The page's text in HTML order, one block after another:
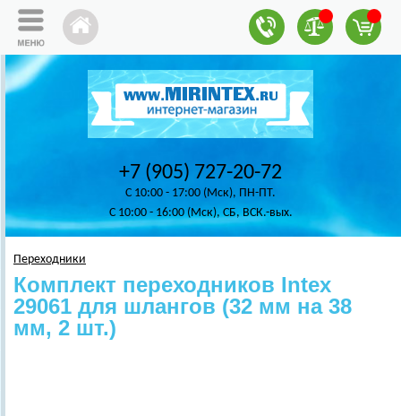
+7 (905) 727-20-72
C 10:00 - 17:00 (Мск), ПН-ПТ.
C 10:00 - 16:00 (Мск), СБ, ВСК.-вых.
Переходники
Комплект переходников Intex
29061 для шлангов (32 мм на 38
мм, 2 шт.)